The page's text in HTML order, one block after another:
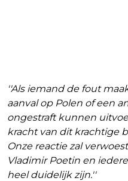
''Als iemand de fout
aanval op Polen of een
ongestraft kunnen
kracht van dit krachtige
Onze reactie zal
Vladimir Poetin en
heel duidelijk zijn.''